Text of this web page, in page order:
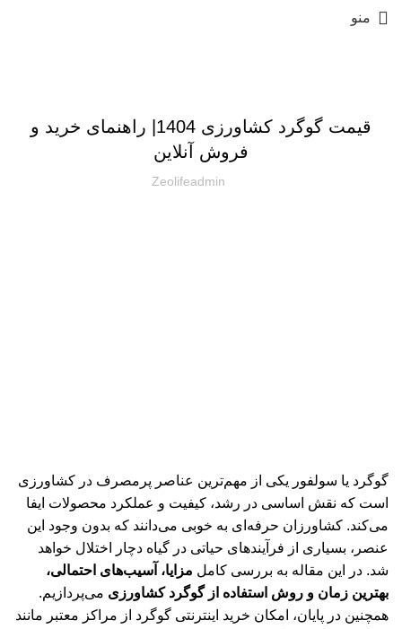
منو
قیمت گوگرد کشاورزی 1404| راهنمای خرید و
فروش آنلاین
Zeolifeadmin
گوگرد یا سولفور یکی از مهم‌ترین عناصر پرمصرف در کشاورزی
است که نقش اساسی در رشد، کیفیت و عملکرد محصولات ایفا
می‌کند. کشاورزان حرفه‌ای به خوبی می‌دانند که بدون وجود این
عنصر، بسیاری از فرآیندهای حیاتی در گیاه دچار اختلال خواهد
شد. در این مقاله به بررسی کامل مزایا، آسیب‌های احتمالی،
بهترین زمان و روش استفاده از گوگرد کشاورزی می‌پردازیم.
همچنین در پایان، امکان خرید اینترنتی گوگرد از مراکز معتبر مانند